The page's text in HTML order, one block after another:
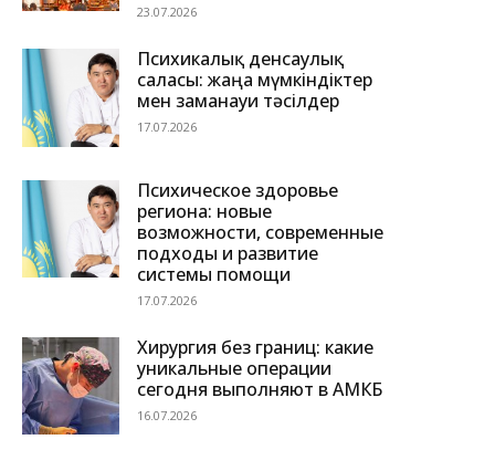
23.07.2026
Психикалық денсаулық
саласы: жаңа мүмкіндіктер
мен заманауи тәсілдер
17.07.2026
Психическое здоровье
региона: новые
возможности, современные
подходы и развитие
системы помощи
17.07.2026
Хирургия без границ: какие
уникальные операции
сегодня выполняют в АМКБ
16.07.2026